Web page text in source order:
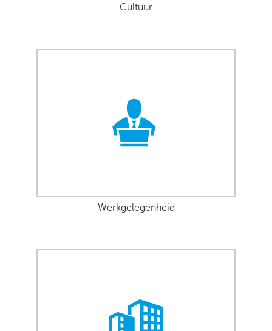
Cultuur
Werkgelegenheid